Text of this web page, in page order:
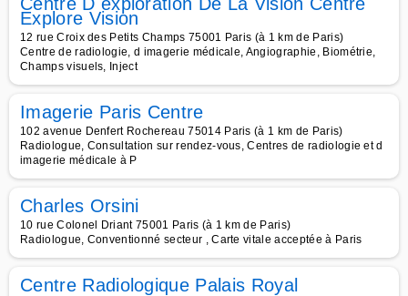
Explore Vision
12 rue Croix des Petits Champs 75001 Paris (à 1 km de Paris)
Centre de radiologie, d imagerie médicale, Angiographie, Biométrie,
Champs visuels, Inject
Imagerie Paris Centre
102 avenue Denfert Rochereau 75014 Paris (à 1 km de Paris)
Radiologue, Consultation sur rendez-vous, Centres de radiologie et d
imagerie médicale à P
Charles Orsini
10 rue Colonel Driant 75001 Paris (à 1 km de Paris)
Radiologue, Conventionné secteur , Carte vitale acceptée à Paris
Centre Radiologique Palais Royal